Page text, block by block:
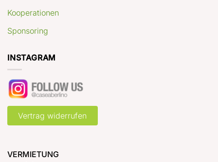
Kooperationen
Sponsoring
INSTAGRAM
Vertrag widerrufen
VERMIETUNG